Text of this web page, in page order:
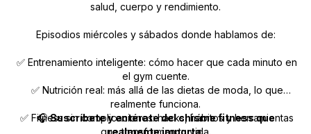
salud, cuerpo y rendimiento.
Episodios miércoles y sábados donde hablamos de:
✅ Entrenamiento inteligente: cómo hacer que cada minuto en
el gym cuente.
✅ Nutrición real: más allá de las dietas de moda, lo que
realmente funciona.
✅ Fitness sin complicaciones: hacks, hábitos y herramientas
que transforman tu vida.
🎧Suscríbete y entérate del chisme fitness que
realmente importa.